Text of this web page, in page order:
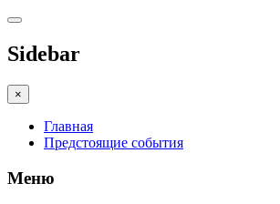
Sidebar
×
Главная
Предстоящие события
Меню